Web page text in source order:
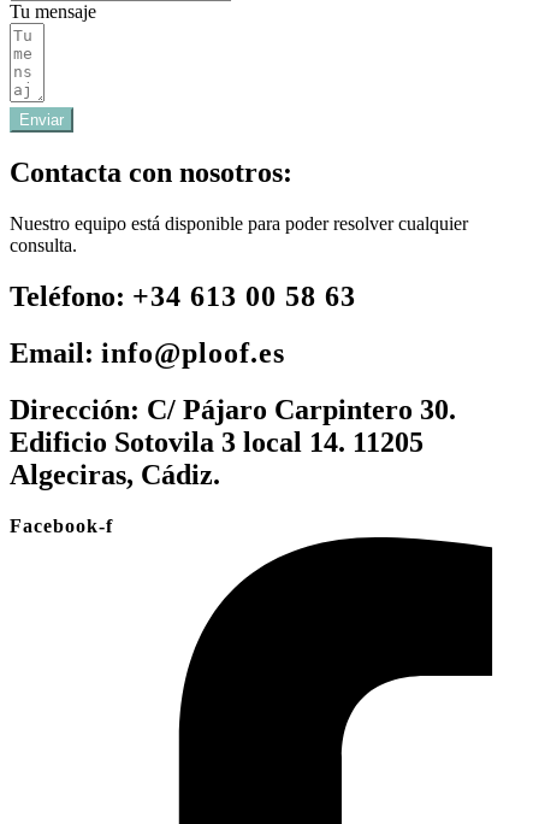
Tu mensaje
Enviar
Contacta con nosotros:
Nuestro equipo está disponible para poder resolver cualquier
consulta.
Teléfono: +34 613 00 58 63
Email: info@ploof.es
Dirección: C/ Pájaro Carpintero 30.
Edificio Sotovila 3 local 14. 11205
Algeciras, Cádiz.
Facebook-f